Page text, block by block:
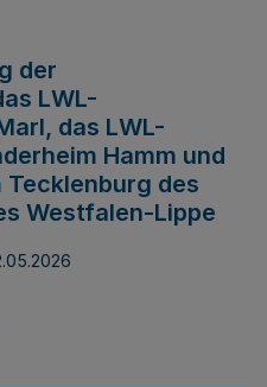
der
LWL-
das LWL-
Hamm und
Tecklenburg des
Westfalen-Lippe